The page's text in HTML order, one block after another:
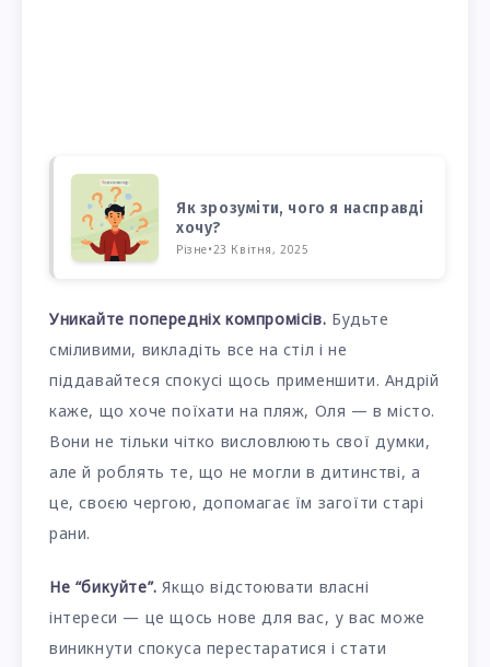
Як зрозуміти, чого я насправді
хочу?
Різне• 23 Квітня, 2025
Уникайте попередніх компромісів. Будьте
сміливими, викладіть все на стіл і не
піддавайтеся спокусі щось применшити. Андрій
каже, що хоче поїхати на пляж, Оля — в місто.
Вони не тільки чітко висловлюють свої думки,
але й роблять те, що не могли в дитинстві, а
це, своєю чергою, допомагає їм загоїти старі
рани.
Не “бикуйте”. Якщо відстоювати власні
інтереси — це щось нове для вас, у вас може
виникнути спокуса перестаратися і стати